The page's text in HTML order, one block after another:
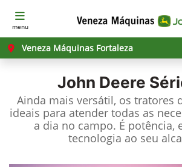
menu
Veneza Máquinas Fortaleza
John Deere
Ainda mais versátil, os tratores
ideais para atender todas as
a dia no campo. É potência,
tecnologia ao seu